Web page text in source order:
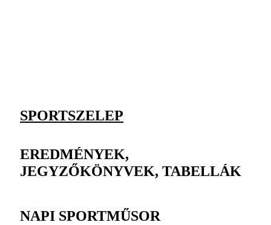
SPORTSZELEP
EREDMÉNYEK,
JEGYZŐKÖNYVEK, TABELLÁK
NAPI SPORTMŰSOR